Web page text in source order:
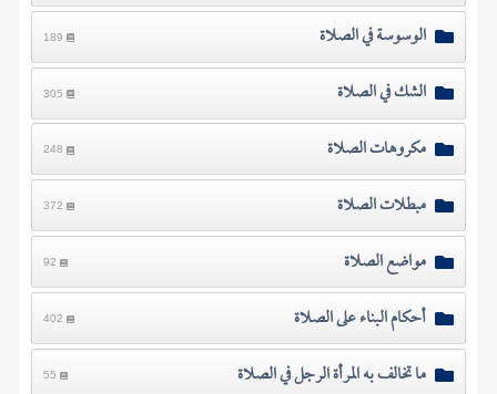
الوسوسة في الصلاة 189
الشك في الصلاة 305
مكروهات الصلاة 248
مبطلات الصلاة 372
مواضع الصلاة 92
أحكام البناء على الصلاة 402
ما تخالف به المرأة الرجل في الصلاة 55